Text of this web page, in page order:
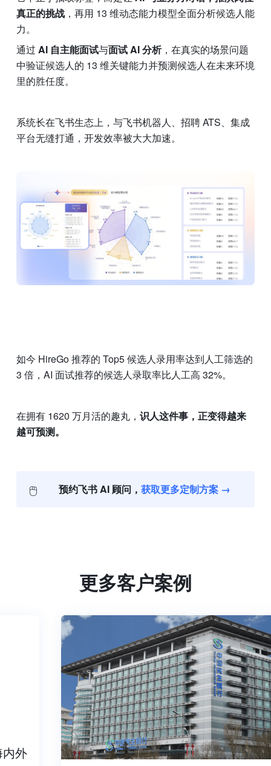
真正的挑战 ，再用 13 维动态能力模型全面分析候选人能
力。
通过 AI 自主能面试与面试 AI 分析，在真实的场景问题
中验证候选人的 13 维关键能力并预测候选人在未来环境
里的胜任度。
系统长在飞书生态上，与飞书机器人、招聘 ATS、集成
平台无缝打通，开发效率被大大加速。
如今 HireGo 推荐的 Top5 候选人录用率达到人工筛选的
3 倍，AI 面试推荐的候选人录取率比人工高 32%。
在拥有 1620 万月活的趣丸， 识人这件事，正变得越来
越可预测。
🖱️ 预约飞书 AI 顾问， 获取更多定制方案 →
更多客户案例
内外